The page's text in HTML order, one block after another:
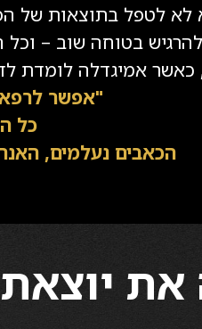
לא לטפל בתוצאות של
בטוחה שוב – וכל
כאשר אמיגדלה לומדת
"אפשר
כל
הכאבים נעלמים,